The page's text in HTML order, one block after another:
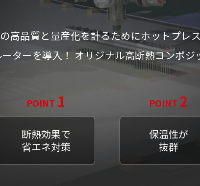
高品質と量産化を計るためにホットプレ
ターを導入！ オリジナル高断熱コンポジ
POINT 1
断熱効果で
省エネ対策
POINT 2
保温性が
抜群